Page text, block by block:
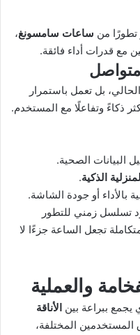
تطورًا من ساعات سامسونغ،
مع قدرات أداء فائقة.
متواصل
بل تعمل باستمرار
ذكاءً وتفاعلًا مع المستخدم.
البيانات الصحية.
الذكية.
بالأداء أو جودة الشاشة.
تسلسل زمني للتطور
تجعل الساعة جزءًا لا
والعملية
يجمع ببراعة بين الأناقة
المستخدمين المختلفة،